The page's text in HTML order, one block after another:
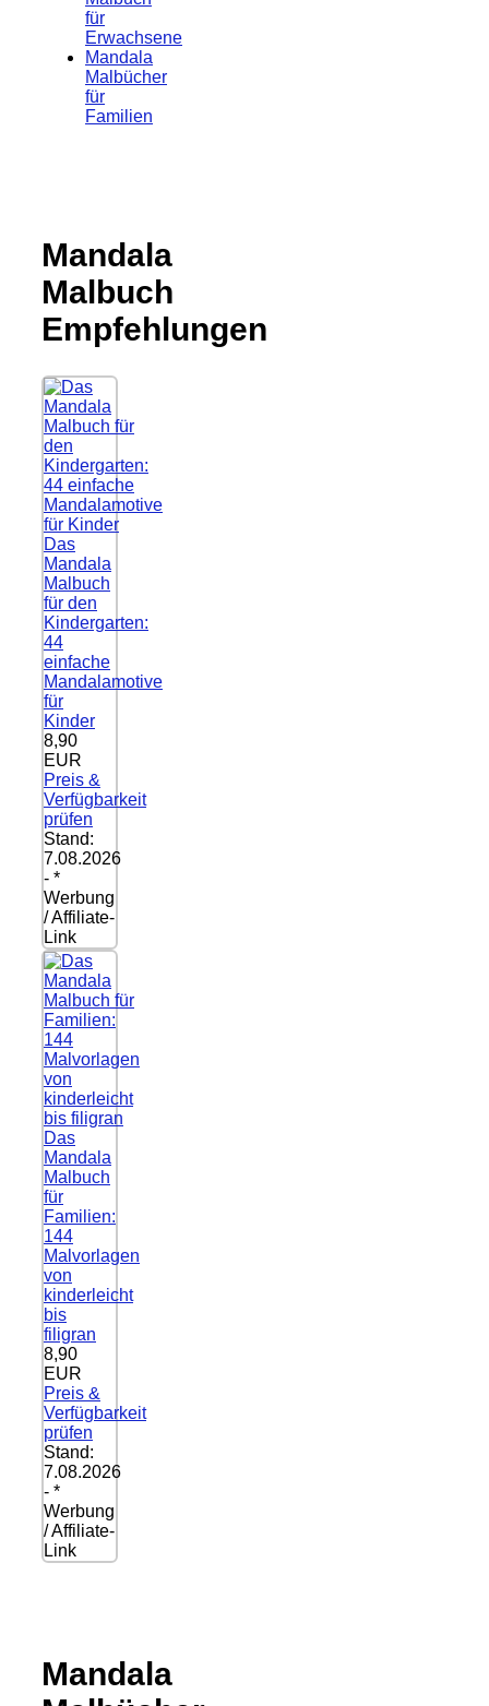
für
Erwachsene
Mandala
Malbücher
für
Familien
Mandala
Malbuch
Empfehlungen
Das
Mandala
Malbuch
für den
Kindergarten:
44
einfache
Mandalamotive
für
Kinder
8,90
EUR
Preis &
Verfügbarkeit
prüfen
Stand:
7.08.2026
- *
Werbung
/ Affiliate-
Link
Das
Mandala
Malbuch
für
Familien:
144
Malvorlagen
von
kinderleicht
bis
filigran
8,90
EUR
Preis &
Verfügbarkeit
prüfen
Stand:
7.08.2026
- *
Werbung
/ Affiliate-
Link
Mandala